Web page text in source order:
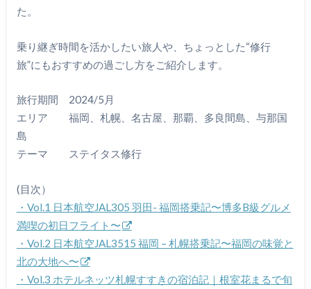
た。
乗り継ぎ時間を活かしたい旅人や、ちょっとした“修行
旅”にもおすすめの過ごし方をご紹介します。
旅行期間 2024/5月
エリア 福岡、札幌、名古屋、那覇、多良間島、与那国
島
テーマ ステイタス修行
(目次）
・Vol.1 日本航空JAL305 羽田- 福岡搭乗記〜博多B級グルメ
満喫の初日フライト〜
・Vol.2 日本航空JAL3515 福岡 – 札幌搭乗記〜福岡の味覚と
北の大地へ〜
・Vol.3 ホテルネッツ札幌すすきの宿泊記｜根室花まるで旬